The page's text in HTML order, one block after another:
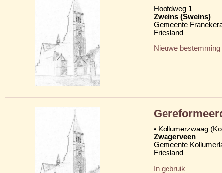
Hoofdweg 1
Zweins (Sweins)
Gemeente
Friesland
Nieuwe bestemming
• Kollumerzwaag
Zwagerveen
Gemeente
Friesland
In gebruik